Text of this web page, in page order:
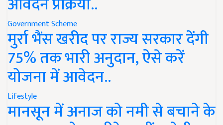
Government Scheme
मुर्रा भैंस खरीद पर राज्य सरकार देंगी
75% तक भारी अनुदान, ऐसे करें
योजना में आवेदन..
Lifestyle
मानसून में अनाज को नमी से बचाने के